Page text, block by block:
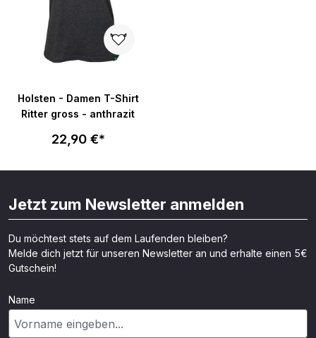
Holsten - Damen T-Shirt
Ritter gross - anthrazit
22,90 €*
Jetzt zum Newsletter anmelden
Du möchtest stets auf dem Laufenden bleiben?
Melde dich jetzt für unseren Newsletter an und erhalte einen 5€
Gutschein!
Name